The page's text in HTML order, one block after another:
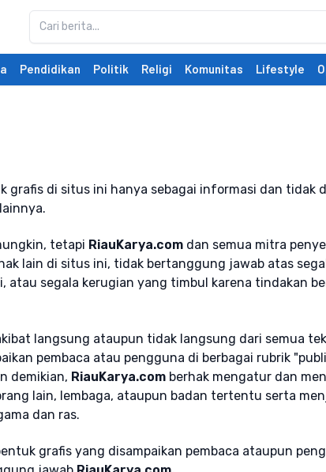
Pendidikan Politik Religi Komunitas Lifestyle
grafis di situs ini hanya sebagai informasi dan tidak
tetapi RiauKarya.com dan semua mitra
lain di situs ini, tidak bertanggung jawab atas
segala kerugian yang timbul karena tindakan
langsung ataupun tidak langsung dari semua
pembaca atau pengguna di berbagai rubrik
demikian, RiauKarya.com berhak mengatur dan
lain, lembaga, ataupun badan tertentu serta
dan ras.
grafis yang disampaikan pembaca ataupun